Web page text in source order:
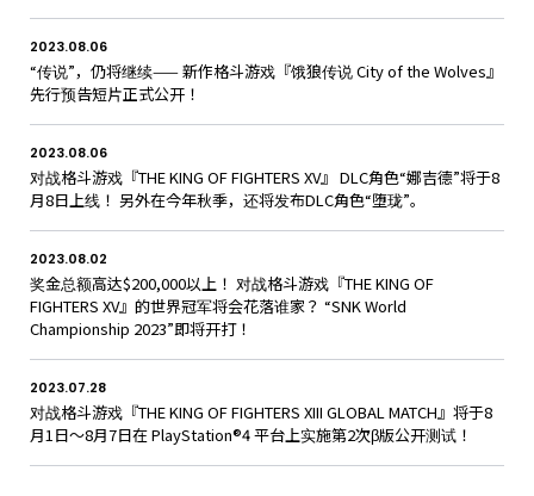
2023.08.06
“传说”，仍将继续—— 新作格斗游戏『饿狼传说 City of the Wolves』
先行预告短片正式公开！
2023.08.06
对战格斗游戏『THE KING OF FIGHTERS XV』 DLC角色“娜吉德”将于8
月8日上线！ 另外在今年秋季，还将发布DLC角色“堕珑”。
2023.08.02
奖金总额高达$200,000以上！ 对战格斗游戏『THE KING OF
FIGHTERS XV』的世界冠军将会花落谁家？ “SNK World
Championship 2023”即将开打！
2023.07.28
对战格斗游戏『THE KING OF FIGHTERS XIII GLOBAL MATCH』将于8
月1日～8月7日在 PlayStation®4 平台上实施第2次β版公开测试！